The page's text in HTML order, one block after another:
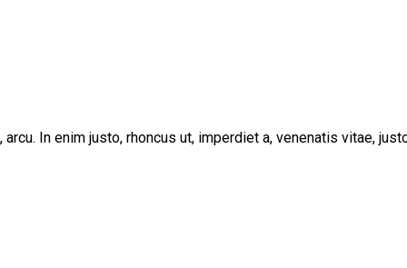
In enim justo, rhoncus ut, imperdiet a, venenatis vitae,